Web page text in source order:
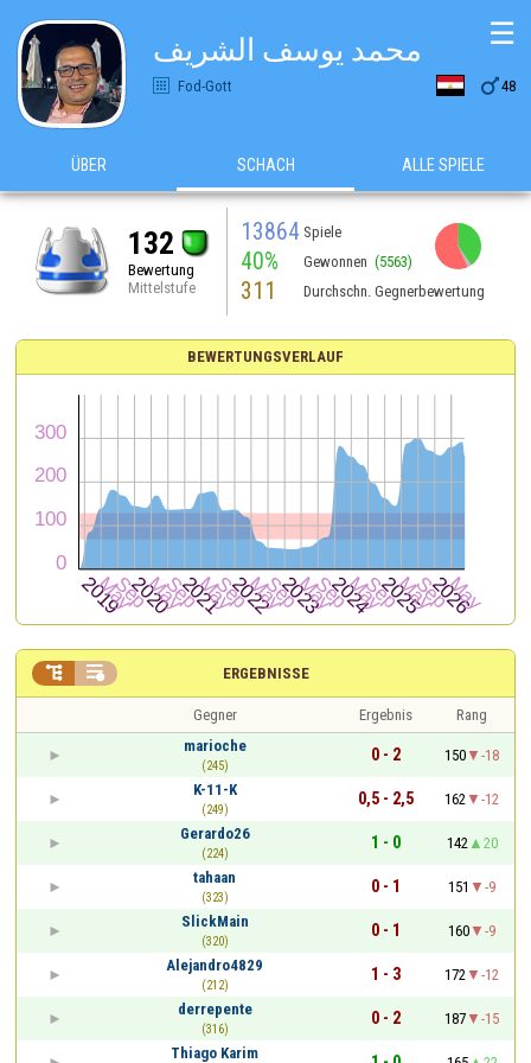
محمد يوسف الشريف
Fod-Gott 48
☰
ÜBER SCHACH ALLE SPIELE
132
Bewertung
Mittelstufe
13864 Spiele
40% Gewonnen (5563)
311 Durchschn. Gegnerbewertung
BEWERTUNGSVERLAUF
ERGEBNISSE
 
Gegner Ergebnis
Rang
marioche
(245)
0 - 2 150
-18
K-11-K
(249)
0,5 - 2,5 162
-12
Gerardo26
(224)
1 - 0 142
20
tahaan
(323)
0 - 1 151
-9
SlickMain
(320)
0 - 1 160
-9
Alejandro4829
(212)
1 - 3 172
-12
derrepente
(316)
0 - 2 187
-15
Thiago Karim